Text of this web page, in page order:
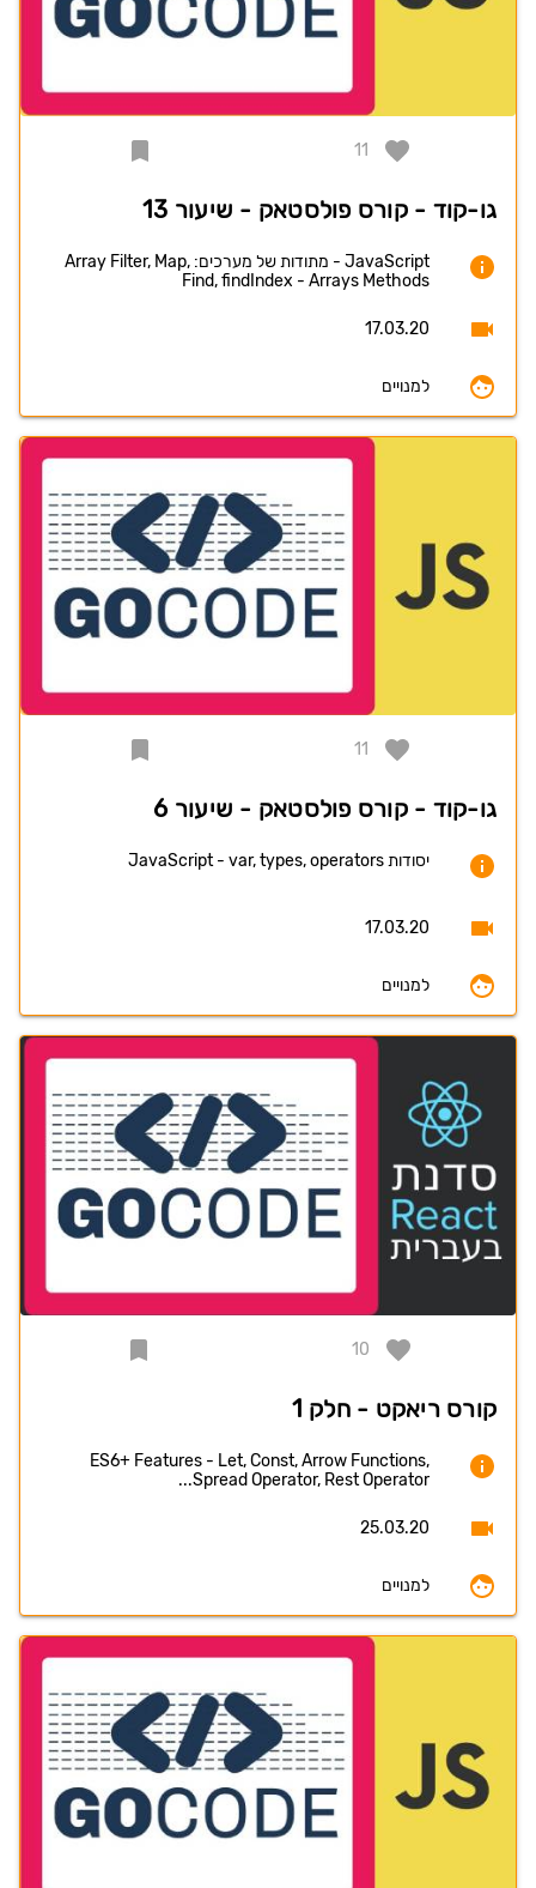
11
גו-קוד - קורס פולסטאק - שיעור 13
JavaScript - מתודות של מערכים: Array Filter, Map,
Find, findIndex - Arrays Methods
17.03.20
למנויים
11
גו-קוד - קורס פולסטאק - שיעור 6
יסודות JavaScript - var, types, operators
17.03.20
למנויים
10
קורס ריאקט - חלק 1
ES6+ Features - Let, Const, Arrow Functions,
Spread Operator, Rest Operator...
25.03.20
למנויים